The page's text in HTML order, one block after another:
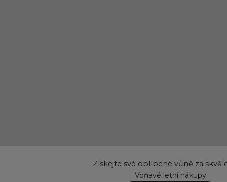
Získejte své oblíbené vůně za
Voňavé letní nákupy